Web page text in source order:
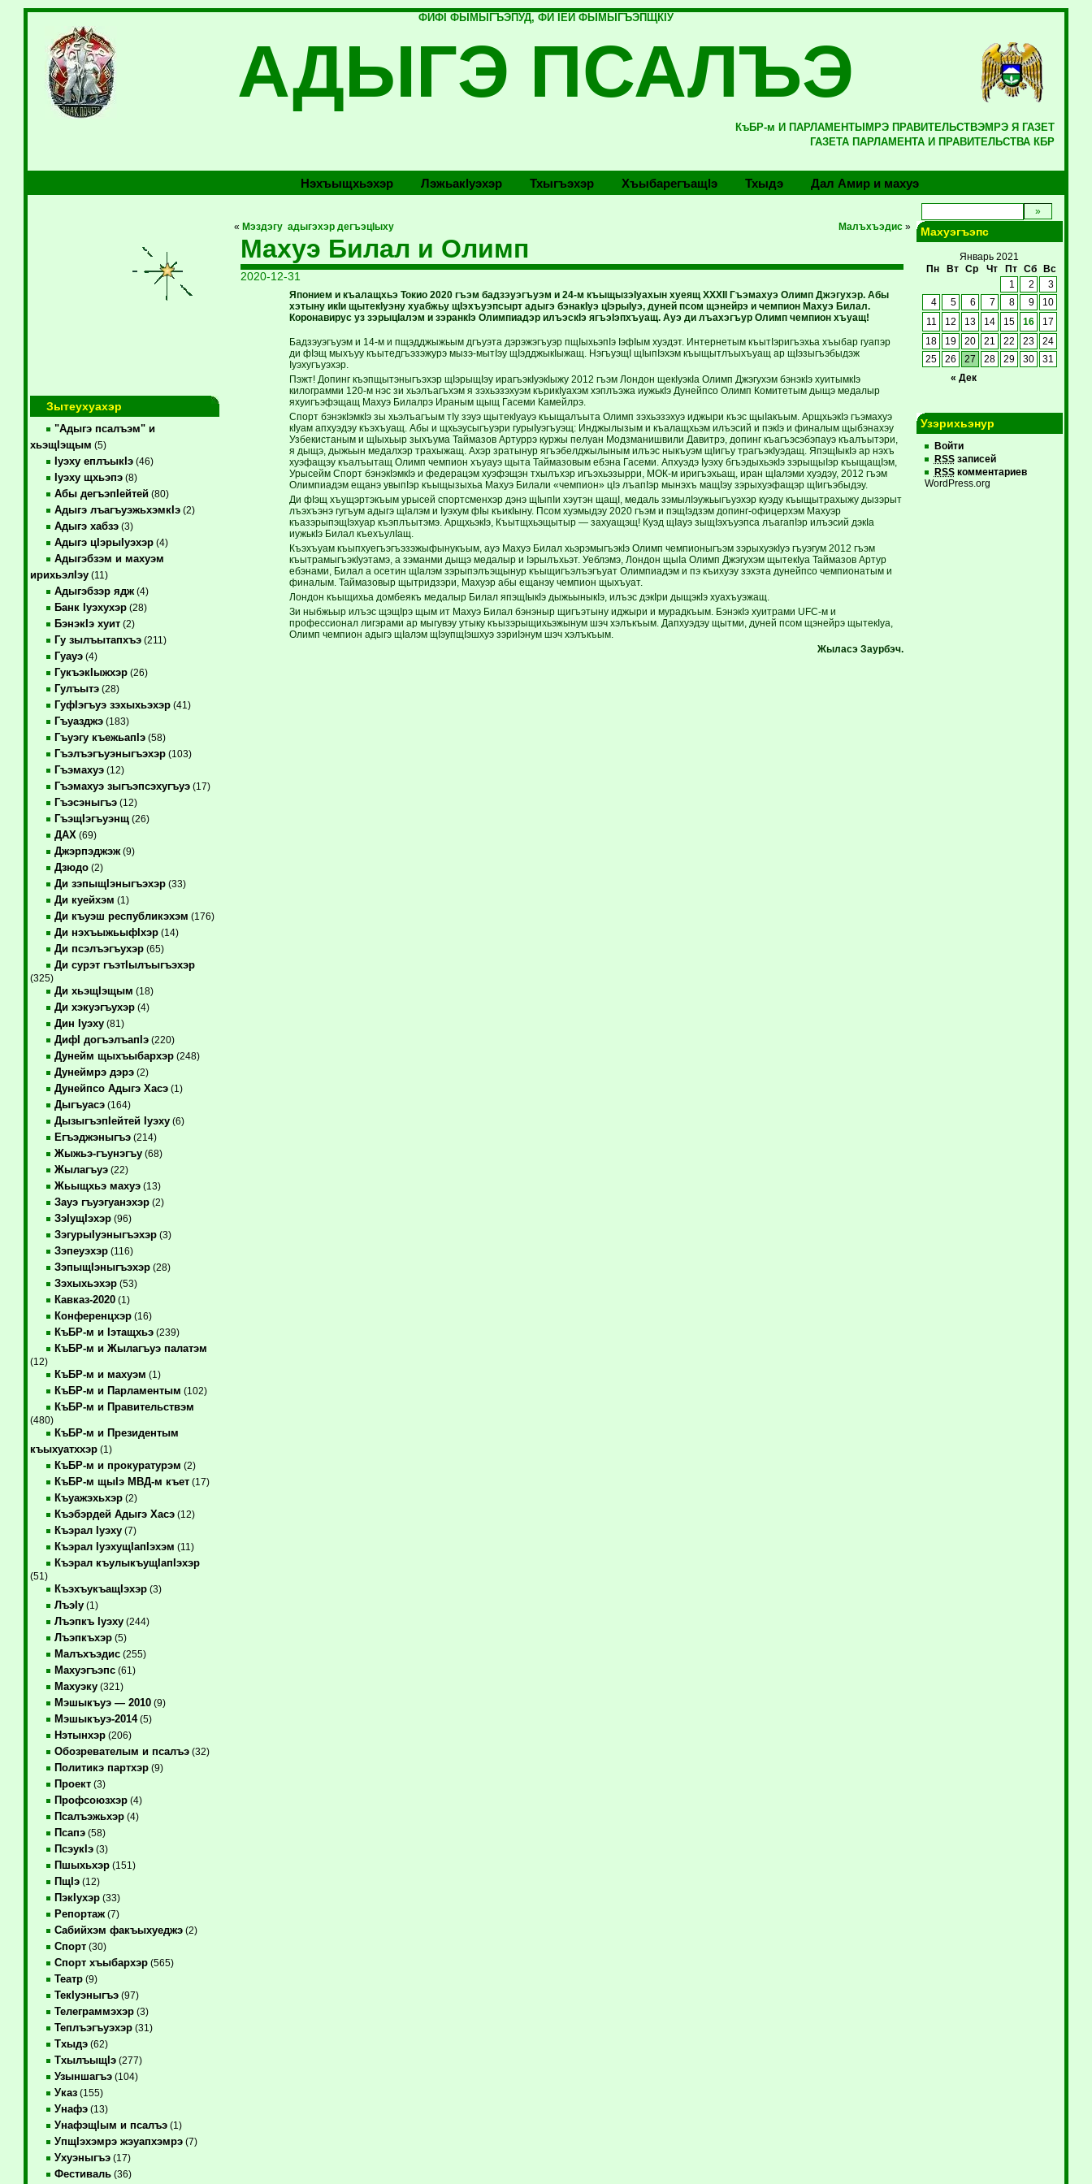
ФИФI ФЫМЫГЪЭПУД, ФИ IЕЙ ФЫМЫГЪЭПЩКIУ
АДЫГЭ ПСАЛЪЭ
КъБР-м И ПАРЛАМЕНТЫМРЭ ПРАВИТЕЛЬСТВЭМРЭ Я ГАЗЕТ
ГАЗЕТА ПАРЛАМЕНТА И ПРАВИТЕЛЬСТВА КБР
Нэхъыщхьэхэр Лэжьакlуэхэр Тхыгъэхэр Хъыбарегъащlэ Тхыдэ Дал Амир и махуэ
Зытеухуахэр
"Адыгэ псалъэм" и
хьэщIэщым (5)
Iуэху еплъыкIэ(46)
Iуэху щхьэпэ(8)
Абы дегъэпIейтей(80)
Адыгэ лъагъуэжьхэмкIэ(2)
Адыгэ хабзэ(3)
Адыгэ цIэрыIуэхэр(4)
Адыгэбзэм и махуэм
ирихьэлIэу(11)
Адыгэбзэр ядж(4)
Банк Iуэхухэр(28)
БэнэкIэ хуит(2)
Гу зылъытапхъэ(211)
Гуауэ(4)
ГукъэкIыжхэр(26)
Гулъытэ(28)
ГуфIэгъуэ зэхыхьэхэр(41)
Гъуазджэ(183)
Гъуэгу къежьапIэ(58)
Гъэлъэгъуэныгъэхэр(103)
Гъэмахуэ(12)
Гъэмахуэ зыгъэпсэхугъуэ(17)
Гъэсэныгъэ(12)
ГъэщIэгъуэнщ(26)
ДАХ (69)
Джэрпэджэж(9)
Дзюдо(2)
Ди зэпыщIэныгъэхэр(33)
Ди куейхэм (1)
Ди къуэш республикэхэм (176)
Ди нэхъыжьыфIхэр(14)
Ди псэлъэгъухэр(65)
Ди сурэт гъэтIылъыгъэхэр
(325)
Ди хьэщIэщым (18)
Ди хэкуэгъухэр(4)
Дин Iуэху(81)
ДифI догъэлъапIэ(220)
Дунейм щыхъыбархэр(248)
Дунеймрэ дэрэ(2)
Дунейпсо Адыгэ Хасэ(1)
Дыгъуасэ(164)
ДызыгъэпIейтей Iуэху(6)
Егъэджэныгъэ(214)
Жыжьэ-гъунэгъу(68)
Жылагъуэ(22)
Жьыщхьэ махуэ(13)
Зауэ гъуэгуанэхэр(2)
ЗэIущIэхэр(96)
ЗэгурыIуэныгъэхэр(3)
Зэпеуэхэр(116)
ЗэпыщIэныгъэхэр(28)
Зэхыхьэхэр(53)
Кавказ-2020(1)
Конференцхэр(16)
КъБР-м и Iэтащхьэ(239)
КъБР-м и Жылагъуэ палатэм
(12)
КъБР-м и махуэм (1)
КъБР-м и Парламентым (102)
КъБР-м и Правительствэм
(480)
КъБР-м и Президентым
къыхуатххэр(1)
КъБР-м и прокуратурэм (2)
КъБР-м щыIэ МВД-м къет(17)
Къуажэхьхэр(2)
Къэбэрдей Адыгэ Хасэ(12)
Къэрал Iуэху(7)
Къэрал IуэхущIапIэхэм (11)
Къэрал къулыкъущIапIэхэр
(51)
КъэхъукъащIэхэр(3)
ЛъэIу(1)
Лъэпкъ Iуэху(244)
Лъэпкъхэр(5)
Малъхъэдис(255)
Махуэгъэпс(61)
Махуэку(321)
Мэшыкъуэ — 2010(9)
Мэшыкъуэ-2014(5)
Нэтынхэр(206)
Обозревателым и псалъэ(32)
Политикэ партхэр(9)
Проект(3)
Профсоюзхэр(4)
Псалъэжьхэр(4)
Псапэ(58)
ПсэукIэ(3)
Пшыхьхэр(151)
ПщIэ(12)
ПэкIухэр(33)
Репортаж(7)
Сабийхэм факъыхуеджэ(2)
Спорт(30)
Спорт хъыбархэр(565)
Театр(9)
ТекIуэныгъэ(97)
Телеграммэхэр(3)
Теплъэгъуэхэр(31)
Тхыдэ(62)
ТхылъыщIэ(277)
Узыншагъэ(104)
Указ(155)
Унафэ(13)
УнафэщIым и псалъэ(1)
УпщIэхэмрэ жэуапхэмрэ(7)
Ухуэныгъэ(17)
Фестиваль(36)
« Мэздэгу адыгэхэр дегъэцIыху Малъхъэдис»
Махуэ Билал и Олимп
2020-12-31
Японием и къалащхьэ Токио 2020 гъэм бадзэуэгъуэм и 24-м къыщызэIуахын хуеящ XXXII Гъэмахуэ Олимп Джэгухэр. Абы
хэтыну икIи щытекIуэну хуабжьу щIэхъуэпсырт адыгэ бэнакIуэ цIэрыIуэ, дуней псом щэнейрэ и чемпион Махуэ Билал.
Коронавирус уз зэрыцIалэм и зэранкIэ Олимпиадэр илъэскIэ ягъэIэпхъуащ. Ауэ ди лъахэгъур Олимп чемпион хъуащ!
Бадзэуэгъуэм и 14-м и пщэдджыжьым дгъуэта дэрэжэгъуэр пщIыхьэпIэ IэфIым хуэдэт. Интернетым къытIэригъэхьа хъыбар гуапэр
ди фIэщ мыхъуу къытедгъэзэжурэ мызэ-мытIэу щIэдджыкIыжащ. НэгъуэщI щIыпIэхэм къыщытлъыхъуащ ар щIэзыгъэбыдэж
Iуэхугъуэхэр.
Пэжт! Допинг къэпщытэныгъэхэр щIэрыщIэу ирагъэкIуэкIыжу 2012 гъэм Лондон щекIуэкIа Олимп Джэгухэм бэнэкIэ хуитымкIэ
килограмми 120-м нэс зи хьэлъагъхэм я зэхьэзэхуэм кърикIуахэм хэплъэжа иужькIэ Дунейпсо Олимп Комитетым дыщэ медалыр
яхуигъэфэщащ Махуэ Билалрэ Ираным щыщ Гасеми Камейлрэ.
Спорт бэнэкIэмкIэ зы хьэлъагъым тIу зэуэ щытекIуауэ къыщалъыта Олимп зэхьэзэхуэ иджыри къэс щыIакъым. АрщхьэкIэ гъэмахуэ
кIуам апхуэдэу къэхъуащ. Абы и щхьэусыгъуэри гурыIуэгъуэщ: Инджылызым и къалащхьэм илъэсий и пэкIэ и финалым щыбэнахэу
Узбекистаным и щIыхьыр зыхъума Таймазов Артуррэ куржы пелуан Модзманишвили Давитрэ, допинг къагъэсэбэпауэ къалъытэри,
я дыщэ, дыжьын медалхэр трахыжащ. Ахэр зратынур ягъэбелджылыным илъэс ныкъуэм щIигъу трагъэкIуэдащ. ЯпэщIыкIэ ар нэхъ
хуэфащэу къалъытащ Олимп чемпион хъуауэ щыта Таймазовым ебэна Гасеми. Апхуэдэ Iуэху бгъэдыхьэкIэ зэрыщыIэр къыщащIэм,
Урысейм Спорт бэнэкIэмкIэ и федерацэм хуэфэщэн тхылъхэр игъэхьэзырри, МОК-м иригъэхьащ, иран щIалэми хуэдэу, 2012 гъэм
Олимпиадэм ещанэ увыпIэр къыщызыхьа Махуэ Билали «чемпион» цIэ лъапIэр мынэхъ мащIэу зэрыхуэфащэр щIигъэбыдэу.
Ди фIэщ хъущэртэкъым урысей спортсменхэр дэнэ щIыпIи хэутэн щащI, медаль зэмылIэужьыгъуэхэр куэду къыщытрахыжу дызэрыт
лъэхъэнэ гугъум адыгэ щIалэм и Iуэхум фIы къикIыну. Псом хуэмыдэу 2020 гъэм и пэщIэдзэм допинг-офицерхэм Махуэр
къазэрыпэщIэхуар къэплъытэмэ. АрщхьэкIэ, Къытщхьэщытыр — захуащэщ! Куэд щIауэ зыщIэхъуэпса лъагапIэр илъэсий дэкIа
иужькIэ Билал къехъулIащ.
Къэхъуам къыпхуегъэгъэзэжыфынукъым, ауэ Махуэ Билал хьэрэмыгъэкIэ Олимп чемпионыгъэм зэрыхуэкIуэ гъуэгум 2012 гъэм
къытрамыгъэкIуэтамэ, а зэманми дыщэ медалыр и Iэрылъхьэт. Уеблэмэ, Лондон щыIа Олимп Джэгухэм щытекIуа Таймазов Артур
ебэнами, Билал а осетин щIалэм зэрыпэлъэщынур къыщигъэлъэгъуат Олимпиадэм и пэ къихуэу зэхэта дунейпсо чемпионатым и
финалым. Таймазовыр щытридзэри, Махуэр абы ещанэу чемпион щыхъуат.
Лондон къыщихьа домбеякъ медалыр Билал япэщIыкIэ дыжьыныкIэ, илъэс дэкIри дыщэкIэ хуахъуэжащ.
Зи ныбжьыр илъэс щэщIрэ щым ит Махуэ Билал бэнэныр щигъэтыну иджыри и мурадкъым. БэнэкIэ хуитрами UFC-м и
профессионал лигэрами ар мыгувэу утыку къызэрыщихьэжынум шэч хэлъкъым. Дапхуэдэу щытми, дуней псом щэнейрэ щытекIуа,
Олимп чемпион адыгэ щIалэм щIэупщIэшхуэ зэриIэнум шэч хэлъкъым.
Жыласэ Заурбэч.
Махуэгъэпс
Январь 2021
Пн
Вт Ср Чт Пт Сб Вс
« Дек
1 2
3
4
5 6 7 8 9
10
11
12 13 14 15 16
17
18
19 20 21 22 23
24
25
26 27 28 29 30 31
Узэрихьэнур
Войти
RSSзаписей
RSSкомментариев
WordPress.org